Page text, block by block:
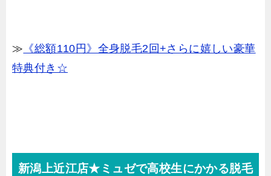
≫ 《総額110円》全身脱毛2回+さらに嬉しい豪華
特典付き☆
新潟上近江店★ミュゼで高校生にかかる脱毛